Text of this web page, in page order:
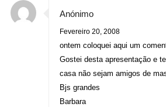
Anónimo
Fevereiro 20, 2008
ontem coloquei aqui um
Gostei desta apresentação e
casa não sejam amigos de
Bjs grandes
Barbara